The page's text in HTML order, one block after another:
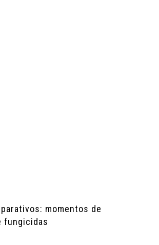
momentos de
fungicidas